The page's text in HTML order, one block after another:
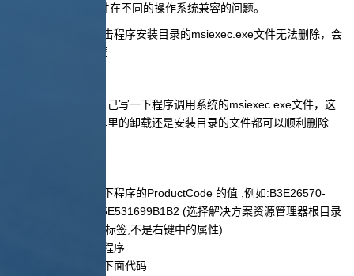
1、msiexec.exe文件在不同的操作系统兼容的问题。
2、如果用户直接点击程序安装目录的msiexec.exe文件无法删除，会
跳出参数提示对话框
另一种解决办法是自己写一下程序调用系统的msiexec.exe文件，这
样不管是点程序菜单里的卸载还是安装目录的文件都可以顺利删除
1、先部署程序，记下程序的ProductCode 的值 ,例如:B3E26570-
5C9F-4699-ADB1-5E531699B1B2 (选择解决方案资源管理器根目录
如setup,再查看属性标签,不是右键中的属性)
2、建立新的控制台程序
3、添加个类，写入下面代码